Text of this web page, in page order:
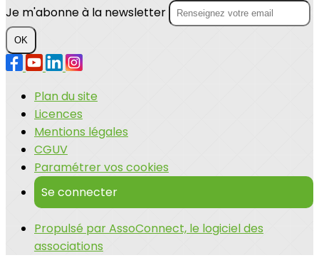
Je m'abonne à la newsletter
OK
Plan du site
Licences
Mentions légales
CGUV
Paramétrer vos cookies
Se connecter
Propulsé par AssoConnect, le logiciel des
associations